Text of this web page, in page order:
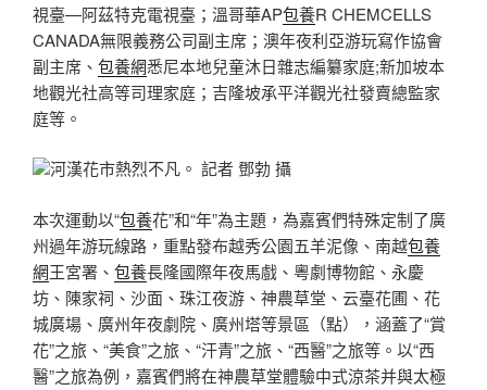
視臺—阿茲特克電視臺；溫哥華AP包養R CHEMCELLS
CANADA無限義務公司副主席；澳年夜利亞游玩寫作協會
副主席、 包養網悉尼本地兒童沐日雜志編纂家庭;新加坡本
地觀光社高等司理家庭；吉隆坡承平洋觀光社發賣總監家
庭等。
河漢花市熱烈不凡。 記者 鄧勃 攝
本次運動以“包養花”和“年”為主題，為嘉賓們特殊定制了廣
州過年游玩線路，重點發布越秀公園五羊泥像、南越包養
網王宮署、 包養長隆國際年夜馬戲、粵劇博物館、永慶
坊、陳家祠、沙面、珠江夜游、神農草堂、云臺花圃、花
城廣場、廣州年夜劇院、廣州塔等景區（點），涵蓋了“賞
花”之旅、“美食”之旅、“汗青”之旅、“西醫”之旅等。以“西
醫”之旅為例，嘉賓們將在神農草堂體驗中式涼茶并與太極